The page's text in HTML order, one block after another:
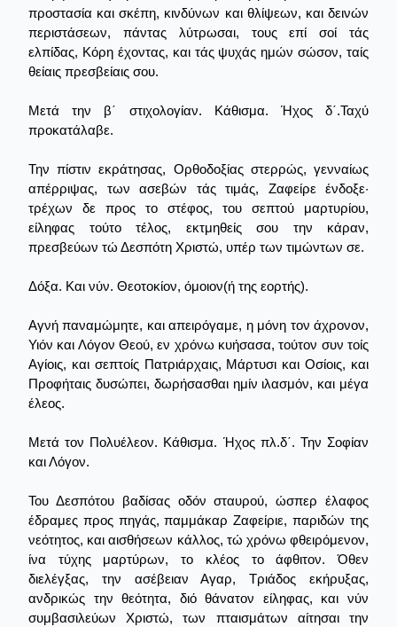
προστασία και σκέπη, κινδύνων και θλίψεων, και δεινών
περιστάσεων, πάντας λύτρωσαι, τους επί σοί τάς
ελπίδας, Κόρη έχοντας, και τάς ψυχάς ημών σώσον, ταίς
θείαις πρεσβείαις σου.
Μετά την β΄ στιχολογίαν. Κάθισμα. Ήχος δ΄.Ταχύ
προκατάλαβε.
Την πίστιν εκράτησας, Ορθοδοξίας στερρώς, γενναίως
απέρριψας, των ασεβών τάς τιμάς, Ζαφείρε ένδοξε·
τρέχων δε προς το στέφος, του σεπτού μαρτυρίου,
είληφας τούτο τέλος, εκτμηθείς σου την κάραν,
πρεσβεύων τώ Δεσπότη Χριστώ, υπέρ των τιμώντων σε.
Δόξα. Και νύν. Θεοτοκίον, όμοιον(ή της εορτής).
Αγνή παναμώμητε, και απειρόγαμε, η μόνη τον άχρονον,
Υιόν και Λόγον Θεού, εν χρόνω κυήσασα, τούτον συν τοίς
Αγίοις, και σεπτοίς Πατριάρχαις, Μάρτυσι και Οσίοις, και
Προφήταις δυσώπει, δωρήσασθαι ημίν ιλασμόν, και μέγα
έλεος.
Μετά τον Πολυέλεον. Κάθισμα. Ήχος πλ.δ΄. Την Σοφίαν
και Λόγον.
Του Δεσπότου βαδίσας οδόν σταυρού, ώσπερ έλαφος
έδραμες προς πηγάς, παμμάκαρ Ζαφείριε, παριδών της
νεότητος, και αισθήσεων κάλλος, τώ χρόνω φθειρόμενον,
ίνα τύχης μαρτύρων, το κλέος το άφθιτον. Όθεν
διελέγξας, την ασέβειαν Αγαρ, Τριάδος εκήρυξας,
ανδρικώς την θεότητα, διό θάνατον είληφας, και νύν
συμβασιλεύων Χριστώ, των πταισμάτων αίτησαι την